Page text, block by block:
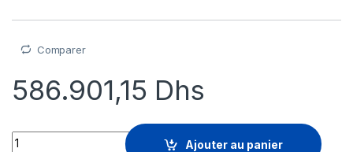
Comparer
586.901,15 Dhs
Palo Alto Networks DNS Security - licence d'abonnement (5
Ajouter au panier